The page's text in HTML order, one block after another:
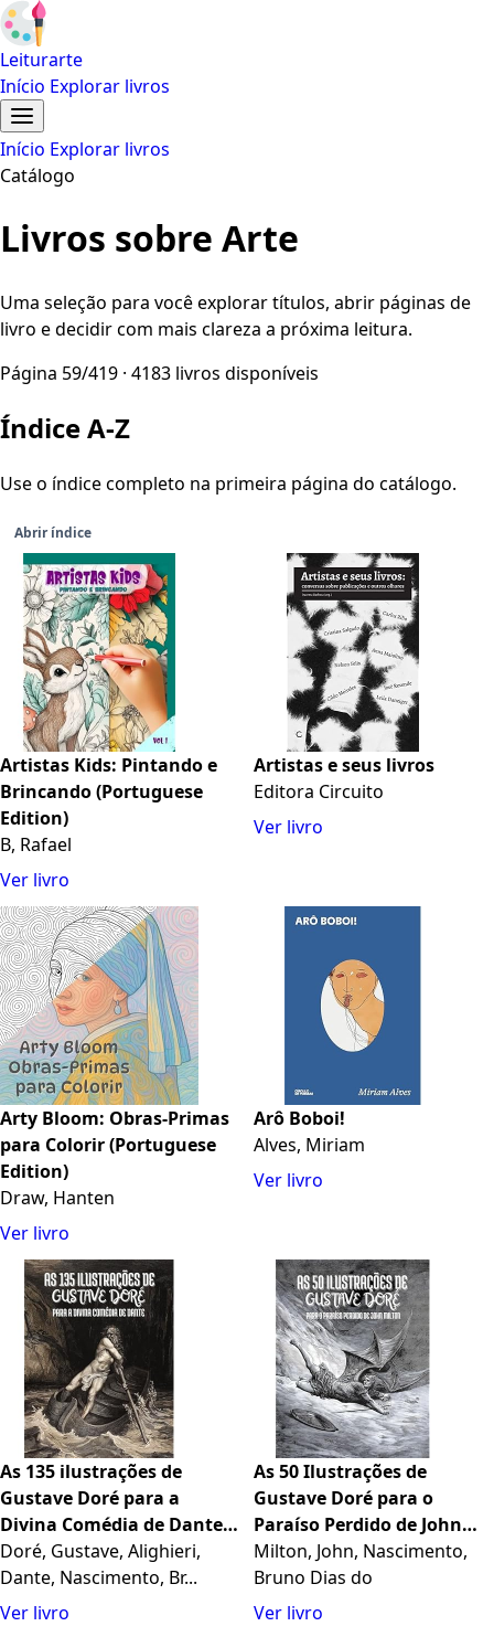
Leiturarte
Início Explorar livros
Início Explorar livros
Catálogo
Livros sobre Arte
Uma seleção para você explorar títulos, abrir páginas de
livro e decidir com mais clareza a próxima leitura.
Página 59/419 · 4183 livros disponíveis
Índice A-Z
Use o índice completo na primeira página do catálogo.
Abrir índice
Artistas Kids: Pintando e
Brincando (Portuguese
Edition)
B, Rafael
Ver livro
Artistas e seus livros
Editora Circuito
Ver livro
Arty Bloom: Obras-Primas
para Colorir (Portuguese
Edition)
Draw, Hanten
Ver livro
Arô Boboi!
Alves, Miriam
Ver livro
As 135 ilustrações de
Gustave Doré para a
Divina Comédia de Dante
Alighieri: Com Descrições e
Legendas em Português
(Portuguese Edition)
Doré, Gustave, Alighieri,
Dante, Nascimento, Br...
Ver livro
As 50 Ilustrações de
Gustave Doré para o
Paraíso Perdido de John
Milton: Descrições e
Citações em Português
(Portuguese Edition)
Milton, John, Nascimento,
Bruno Dias do
Ver livro